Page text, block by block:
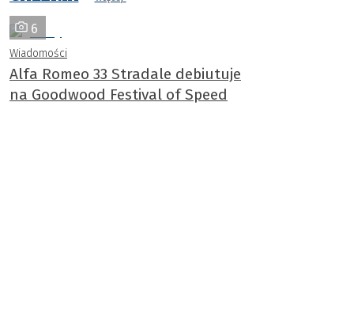
6
Wiadomości
Alfa Romeo 33 Stradale debiutuje
na Goodwood Festival of Speed